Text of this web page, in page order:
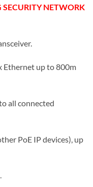
NETWORK
Ethernet up to 800m
all connected
PoE IP devices), up